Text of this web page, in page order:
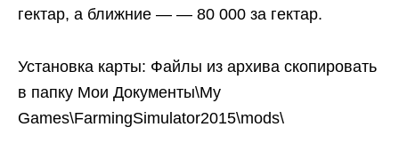
гектар, а ближние — — 80 000 за гектар.
Установка карты: Файлы из архива скопировать
в папку Мои Документы\My
Games\FarmingSimulator2015\mods\